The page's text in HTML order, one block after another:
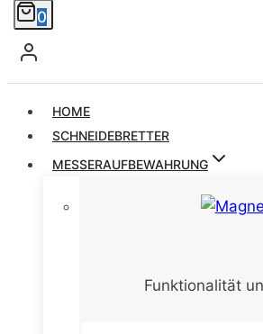
0
HOME
SCHNEIDEBRETTER
MESSERAUFBEWAHRUNG
Funktionalität